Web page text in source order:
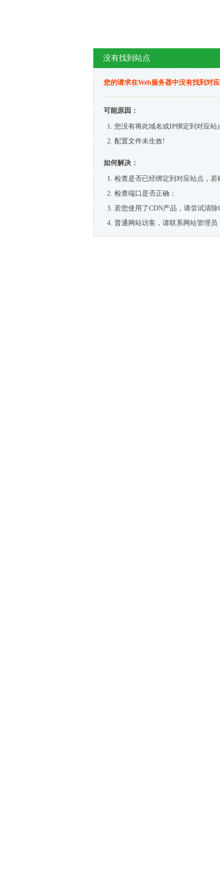
没有找到站点
您的请求在Web服务器中没有找到对
可能原因：
您没有将此域名或IP绑定到对应站
配置文件未生效!
如何解决：
检查是否已经绑定到对应站点，
检查端口是否正确；
若您使用了CDN产品，请尝试清除
普通网站访客，请联系网站管理员